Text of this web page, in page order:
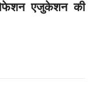
एजुकेशन की